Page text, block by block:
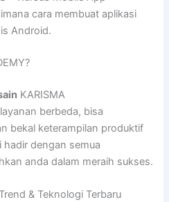
cara membuat aplikasi
Android.
KARISMA
berbeda, bisa
bekal keterampilan produktif
dengan semua
anda dalam meraih sukses.
& Teknologi Terbaru